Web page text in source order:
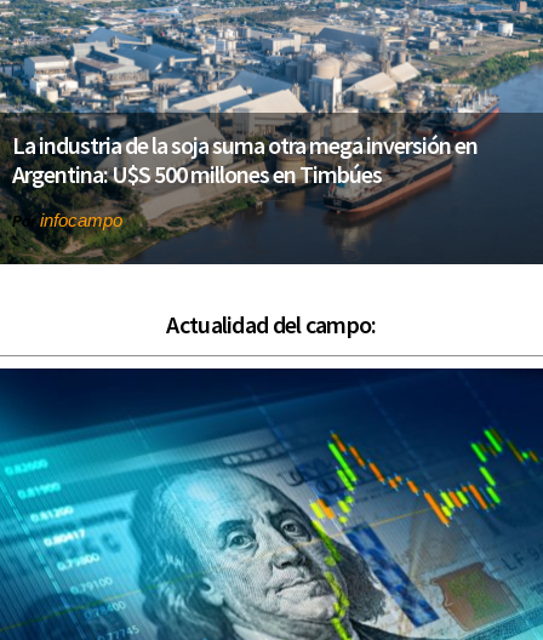
La industria de la soja suma otra mega inversión en
Argentina: U$S 500 millones en Timbúes
Porinfocampo
Actualidad del campo: